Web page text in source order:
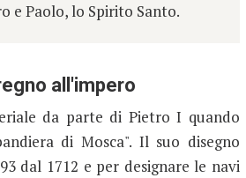
e Paolo, lo Spirito Santo.
all'impero
da parte di Pietro I quando
di Mosca". Il suo disegno
dal 1712 e per designare le navi